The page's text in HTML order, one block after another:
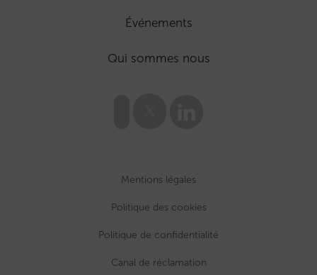
Événements
Qui sommes nous
Mentions légales
Politique des cookies
Politique de confidentialité
Canal de réclamation